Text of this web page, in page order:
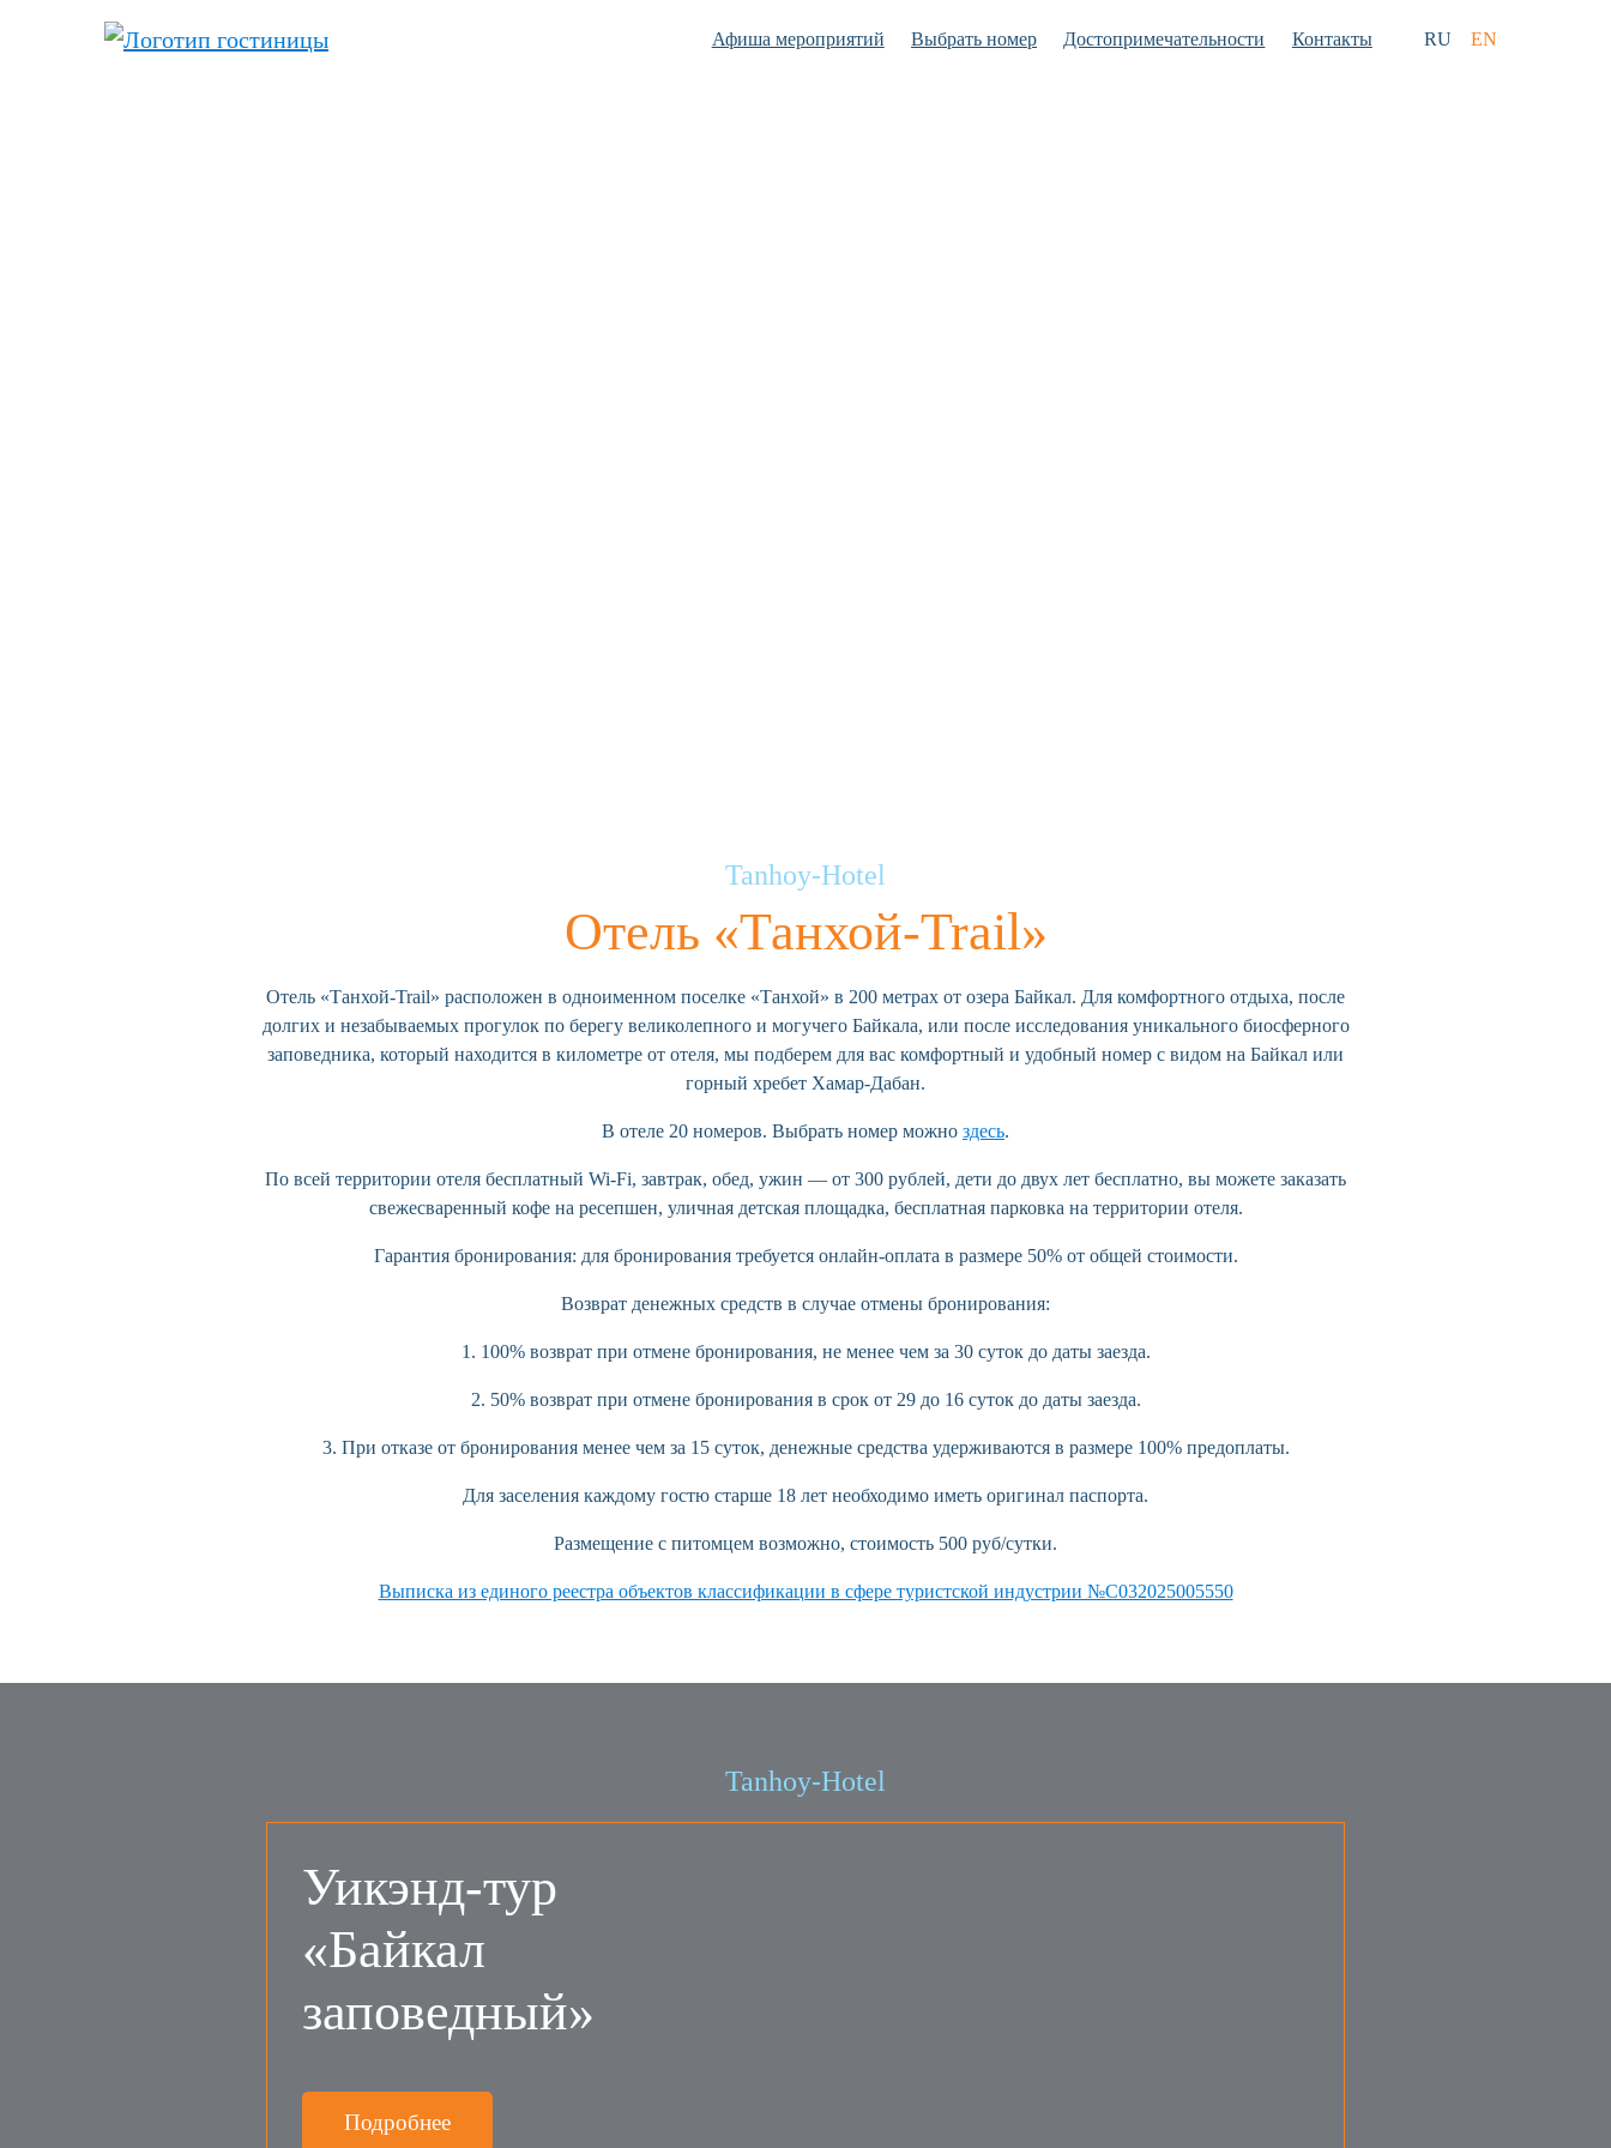
Афиша мероприятий Выбрать номер Достопримеча­тельности Контакты RU EN
Tanhoy-Hotel
Отель «Танхой-Trail»
Отель «Танхой-Trail» расположен в одноименном поселке «Танхой» в 200 метрах от озера Байкал. Для комфортного отдыха, после
долгих и незабываемых прогулок по берегу великолепного и могучего Байкала, или после исследования уникального биосферного
заповедника, который находится в километре от отеля, мы подберем для вас комфортный и удобный номер с видом на Байкал или
горный хребет Хамар-Дабан.
В отеле 20 номеров. Выбрать номер можно здесь.
По всей территории отеля бесплатный Wi-Fi, завтрак, обед, ужин — от 300 рублей, дети до двух лет бесплатно, вы можете заказать
свежесваренный кофе на ресепшен, уличная детская площадка, бесплатная парковка на территории отеля.
Гарантия бронирования: для бронирования требуется онлайн-оплата в размере 50% от общей стоимости.
Возврат денежных средств в случае отмены бронирования:
1. 100% возврат при отмене бронирования, не менее чем за 30 суток до даты заезда.
2. 50% возврат при отмене бронирования в срок от 29 до 16 суток до даты заезда.
3. При отказе от бронирования менее чем за 15 суток, денежные средства удерживаются в размере 100% предоплаты.
Для заселения каждому гостю старше 18 лет необходимо иметь оригинал паспорта.
Размещение с питомцем возможно, стоимость 500 руб/сутки.
Выписка из единого реестра объектов классификации в сфере туристской индустрии №С032025005550
Tanhoy-Hotel
Уикэнд-тур
«Байкал
заповедный»
Подробнее